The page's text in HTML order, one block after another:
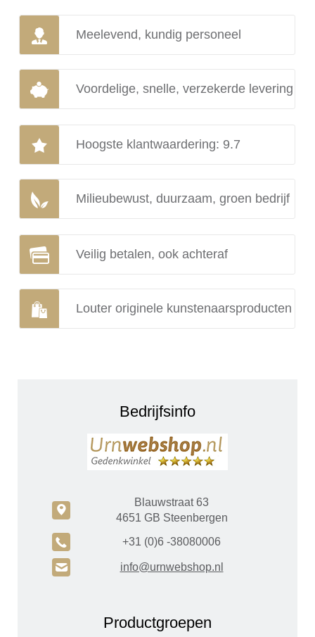
Meelevend, kundig personeel
Voordelige, snelle, verzekerde levering
Hoogste klantwaardering: 9.7
Milieubewust, duurzaam, groen bedrijf
Veilig betalen, ook achteraf
Louter originele kunstenaarsproducten
Bedrijfsinfo
c
Blauwstraat 63
4651 GB Steenbergen
A +31 (0)6 -38080006
H info@urnwebshop.nl
Productgroepen